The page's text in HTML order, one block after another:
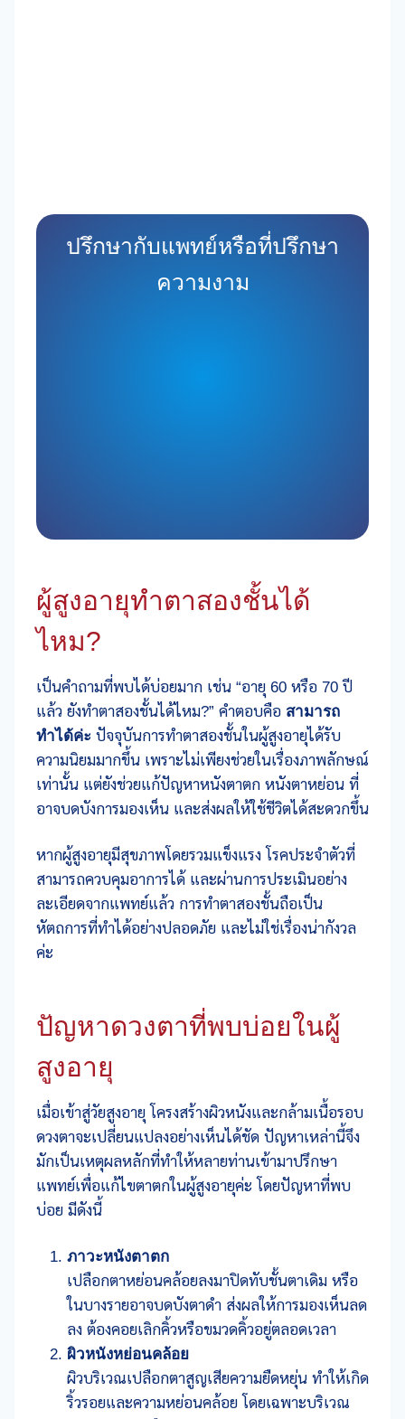
ปรึกษากับแพทย์หรือที่ปรึกษา
ความงาม
ผู้สูงอายุทำตาสองชั้นได้
ไหม?
เป็นคำถามที่พบได้บ่อยมาก เช่น “อายุ 60 หรือ 70 ปี
แล้ว ยังทำตาสองชั้นได้ไหม?” คำตอบคือ สามารถ
ทำได้ค่ะ ปัจจุบันการทำตาสองชั้นในผู้สูงอายุได้รับ
ความนิยมมากขึ้น เพราะไม่เพียงช่วยในเรื่องภาพลักษณ์
เท่านั้น แต่ยังช่วยแก้ปัญหาหนังตาตก หนังตาหย่อน ที่
อาจบดบังการมองเห็น และส่งผลให้ใช้ชีวิตได้สะดวกขึ้น
หากผู้สูงอายุมีสุขภาพโดยรวมแข็งแรง โรคประจำตัวที่
สามารถควบคุมอาการได้ และผ่านการประเมินอย่าง
ละเอียดจากแพทย์แล้ว การทำตาสองชั้นถือเป็น
หัตถการที่ทำได้อย่างปลอดภัย และไม่ใช่เรื่องน่ากังวล
ค่ะ
ปัญหาดวงตาที่พบบ่อยในผู้
สูงอายุ
เมื่อเข้าสู่วัยสูงอายุ โครงสร้างผิวหนังและกล้ามเนื้อรอบ
ดวงตาจะเปลี่ยนแปลงอย่างเห็นได้ชัด ปัญหาเหล่านี้จึง
มักเป็นเหตุผลหลักที่ทำให้หลายท่านเข้ามาปรึกษา
แพทย์เพื่อแก้ไขตาตกในผู้สูงอายุค่ะ โดยปัญหาที่พบ
บ่อย มีดังนี้
ภาวะหนังตาตก
เปลือกตาหย่อนคล้อยลงมาปิดทับชั้นตาเดิม หรือ
ในบางรายอาจบดบังตาดำ ส่งผลให้การมองเห็นลด
ลง ต้องคอยเลิกคิ้วหรือขมวดคิ้วอยู่ตลอดเวลา
ผิวหนังหย่อนคล้อย
ผิวบริเวณเปลือกตาสูญเสียความยืดหยุ่น ทำให้เกิด
ริ้วรอยและความหย่อนคล้อย โดยเฉพาะบริเวณ